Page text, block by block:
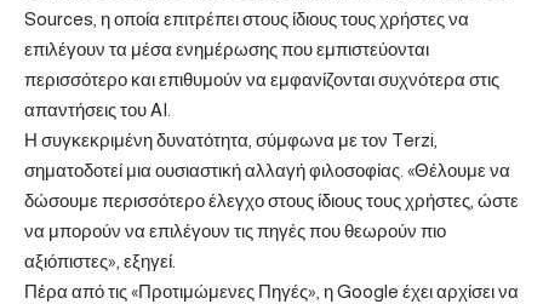
Sources, η οποία επιτρέπει στους ίδιους τους χρήστες να
επιλέγουν τα μέσα ενημέρωσης που εμπιστεύονται
περισσότερο και επιθυμούν να εμφανίζονται συχνότερα στις
απαντήσεις του AI.
Η συγκεκριμένη δυνατότητα, σύμφωνα με τον Terzi,
σηματοδοτεί μια ουσιαστική αλλαγή φιλοσοφίας. «Θέλουμε να
δώσουμε περισσότερο έλεγχο στους ίδιους τους χρήστες, ώστε
να μπορούν να επιλέγουν τις πηγές που θεωρούν πιο
αξιόπιστες», εξηγεί.
Πέρα από τις «Προτιμώμενες Πηγές», η Google έχει αρχίσει να